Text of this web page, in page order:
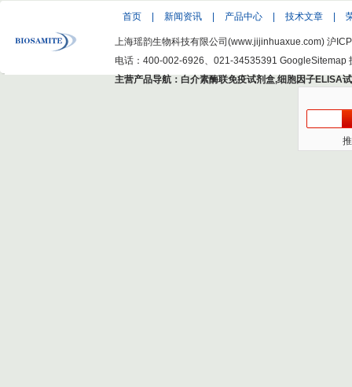
首页 新闻资讯 产品中心 技术文章
上海瑶韵生物科技有限公司(www.jijinhuaxue.com) 沪
电话：400-002-6926、021-34535391 GoogleSitemap
主营产品导航： 白介素酶联免疫试剂盒,细胞因子ELISA